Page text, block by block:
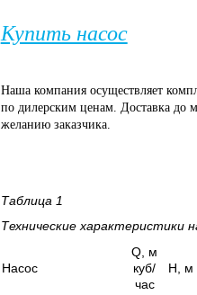
Купить насос
Наша компания осуществляет
по дилерским ценам. Доставка до
желанию заказчика.
Таблица 1
Технические характеристики
Насос
Q, м
куб/
час
H, м